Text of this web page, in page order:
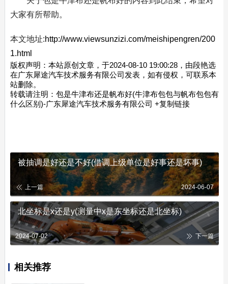
大家有所帮助。
本文地址:http://www.viewsunzizi.com/meishipengren/200
1.html
版权声明：本站原创文章，于2024-08-10 19:00:28，由段艳选
在广东犀途汽车技术服务有限公司发表，如有侵权，可联系本
站删除。
转载请注明： 包是牛津布还是帆布好(牛津布包包与帆布包包有
什么区别)-广东犀途汽车技术服务有限公司 +复制链接
被抽调是好还是不好(借调上级单位是好事还是坏事)
上一篇 2024-06-07
北坐标是x还是y(测量中x是东坐标还是北坐标)
2024-07-02 下一篇
相关推荐